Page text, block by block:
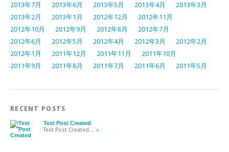
2013年7月
2013年6月 2013年5月 2013年4月
2013年3月
2013年2月
2013年1月 2012年12月
2012年11月
2012年10月
2012年9月 2012年8月
2012年7月
2012年6月
2012年5月 2012年4月 2012年3月
2012年2月
2012年1月
2011年12月 2011年11月
2011年10月
2011年9月
2011年8月 2011年7月 2011年6月 2011年5月
RECENT POSTS
Test Post Created
Test Post Created … »